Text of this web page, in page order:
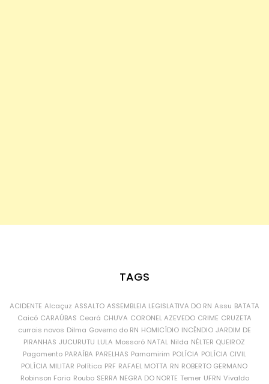
TAGS
ACIDENTE Alcaçuz ASSALTO ASSEMBLEIA LEGISLATIVA DO RN Assu BATATA
Caicó CARAÚBAS Ceará CHUVA CORONEL AZEVEDO CRIME CRUZETA
currais novos Dilma Governo do RN HOMICÍDIO INCÊNDIO JARDIM DE
PIRANHAS JUCURUTU LULA Mossoró NATAL Nilda NÉLTER QUEIROZ
Pagamento PARAÍBA PARELHAS Parnamirim POLÍCIA POLÍCIA CIVIL
POLÍCIA MILITAR Política PRF RAFAEL MOTTA RN ROBERTO GERMANO
Robinson Faria Roubo SERRA NEGRA DO NORTE Temer UFRN Vivaldo